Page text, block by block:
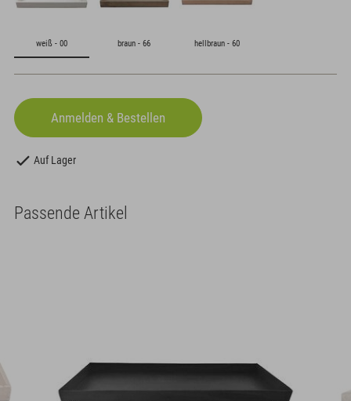
weiß - 00 braun - 66 hellbraun - 60
Auf Lager
Passende Artikel